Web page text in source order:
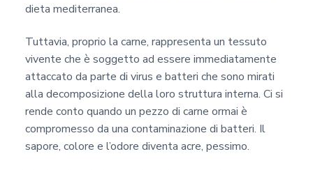
dieta mediterranea.
Tuttavia, proprio la carne, rappresenta un tessuto
vivente che è soggetto ad essere immediatamente
attaccato da parte di virus e batteri che sono mirati
alla decomposizione della loro struttura interna. Ci si
rende conto quando un pezzo di carne ormai è
compromesso da una contaminazione di batteri. Il
sapore, colore e l’odore diventa acre, pessimo.